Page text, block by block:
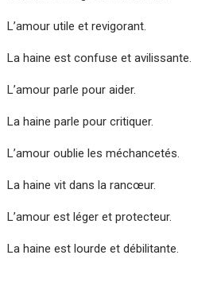
L’amour utile et revigorant.
La haine est confuse et avilissante.
L’amour parle pour aider.
La haine parle pour critiquer.
L’amour oublie les méchancetés.
La haine vit dans la rancœur.
L’amour est léger et protecteur.
La haine est lourde et débilitante.